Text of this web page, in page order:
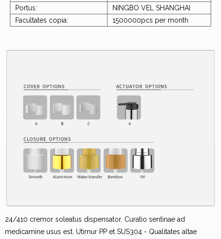
Portus:
NINGBO VEL SHANGHAI
Facultates copia:
1500000pcs per month
24/410 cremor soleatus dispensator. Curatio sentinae ad
medicamine usus est. Utimur PP et SUS304 - Qualitates altae